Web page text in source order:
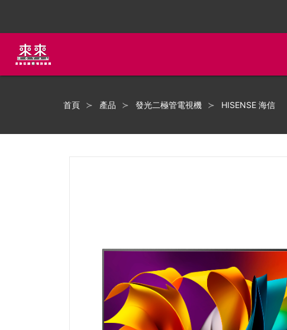
首頁 產品 發光二極管電視機 HISENSE 海信